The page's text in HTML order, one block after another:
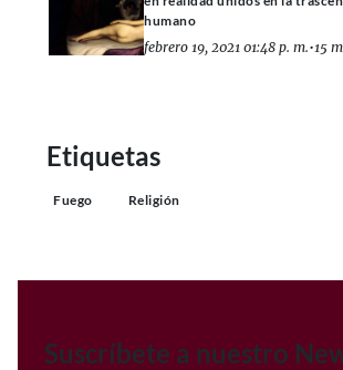
humano
febrero 19, 2021 01:48 p. m.•15
Etiquetas
Fuego Religión
Suscríbete a nuestro